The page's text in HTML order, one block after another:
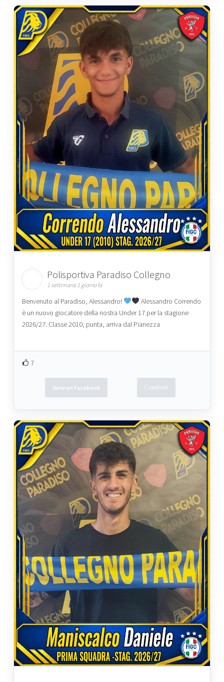
Polisportiva Paradiso Collegno
1 settimana 1 giorno fa
Benvenuto al Paradiso, Alessandro!
Alessandro Correndo
è un nuovo giocatore della nostra Under 17 per la stagione
2026/27. Classe 2010, punta, arriva dal Pianezza
7
View on Facebook Condividi